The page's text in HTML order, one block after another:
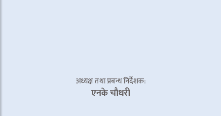
अध्यक्ष तथा प्रबन्ध निर्देशक:
एनके चाैधरी